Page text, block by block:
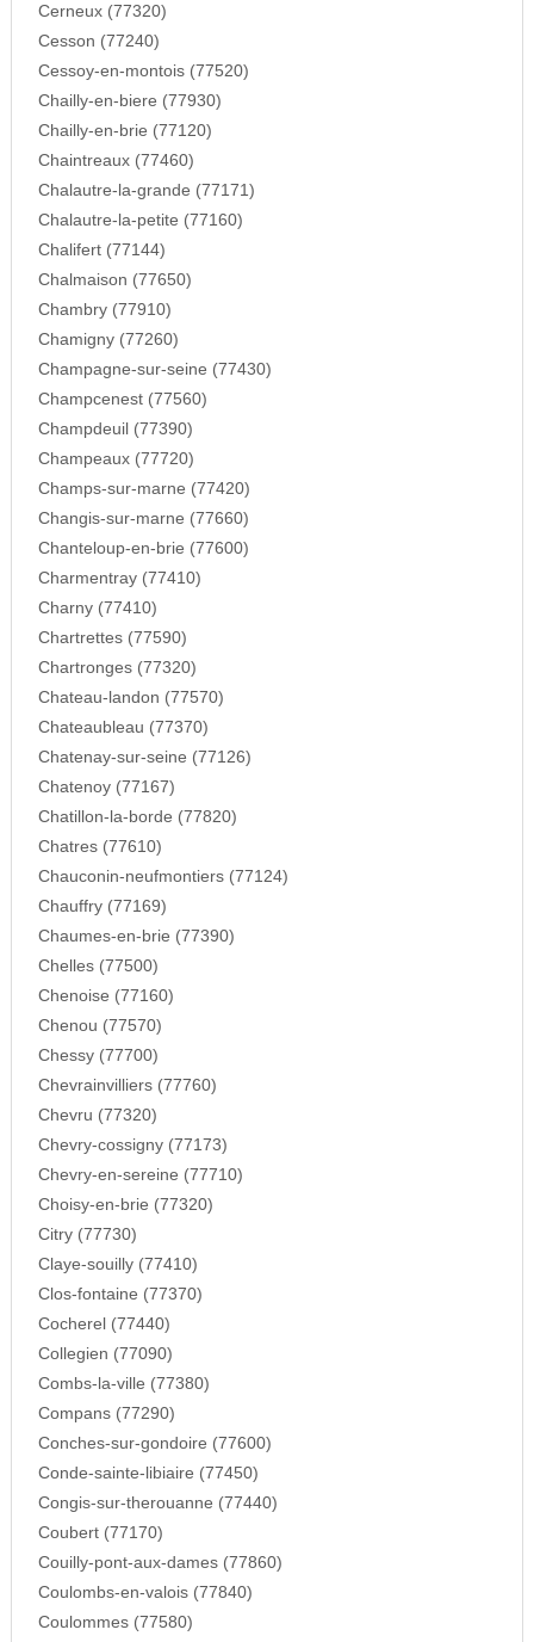
Cerneux (77320)
Cesson (77240)
Cessoy-en-montois (77520)
Chailly-en-biere (77930)
Chailly-en-brie (77120)
Chaintreaux (77460)
Chalautre-la-grande (77171)
Chalautre-la-petite (77160)
Chalifert (77144)
Chalmaison (77650)
Chambry (77910)
Chamigny (77260)
Champagne-sur-seine (77430)
Champcenest (77560)
Champdeuil (77390)
Champeaux (77720)
Champs-sur-marne (77420)
Changis-sur-marne (77660)
Chanteloup-en-brie (77600)
Charmentray (77410)
Charny (77410)
Chartrettes (77590)
Chartronges (77320)
Chateau-landon (77570)
Chateaubleau (77370)
Chatenay-sur-seine (77126)
Chatenoy (77167)
Chatillon-la-borde (77820)
Chatres (77610)
Chauconin-neufmontiers (77124)
Chauffry (77169)
Chaumes-en-brie (77390)
Chelles (77500)
Chenoise (77160)
Chenou (77570)
Chessy (77700)
Chevrainvilliers (77760)
Chevru (77320)
Chevry-cossigny (77173)
Chevry-en-sereine (77710)
Choisy-en-brie (77320)
Citry (77730)
Claye-souilly (77410)
Clos-fontaine (77370)
Cocherel (77440)
Collegien (77090)
Combs-la-ville (77380)
Compans (77290)
Conches-sur-gondoire (77600)
Conde-sainte-libiaire (77450)
Congis-sur-therouanne (77440)
Coubert (77170)
Couilly-pont-aux-dames (77860)
Coulombs-en-valois (77840)
Coulommes (77580)